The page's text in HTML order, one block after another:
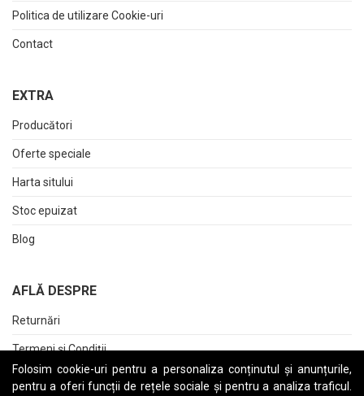
Folosim cookie-uri pentru a personaliza conținutul și anunțurile,
pentru a oferi funcții de rețele sociale și pentru a analiza traficul.
Politica de utilizare Cookie-uri
Contact
EXTRA
Producători
Oferte speciale
Harta sitului
Stoc epuizat
Blog
AFLĂ DESPRE
Returnări
Termeni și Condiții
Raport date personale